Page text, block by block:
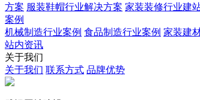
方案 服装鞋帽行业解决方案 家装装修行业建
案例
机械制造行业案例 食品制造行业案例 家装建
站内资讯
关于我们
关于我们 联系方式 品牌优势